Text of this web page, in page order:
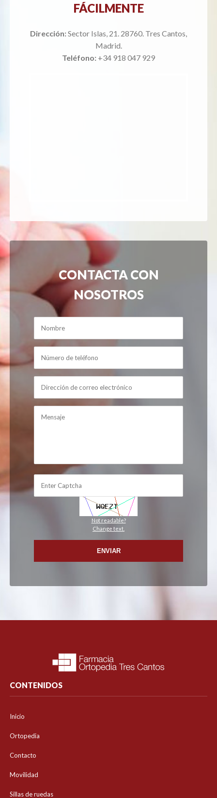
FÁCILMENTE
Dirección:Sector Islas, 21. 28760. Tres Cantos,
Madrid.
Teléfono: +34 918 047 929
CONTACTA CON
NOSOTROS
Not readable?
Change text.
ENVIAR
CONTENIDOS
Inicio
Ortopedia
Contacto
Movilidad
Sillas de ruedas